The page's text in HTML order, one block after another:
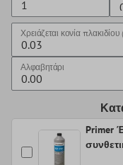
Χρειάζεται κονία πλακιδίου
Αλφαβητάρι
Primer